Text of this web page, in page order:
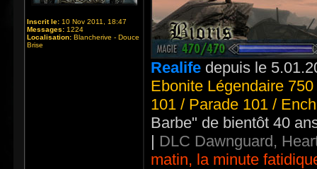
Inscrit le: 10 Nov 2011, 18:47
Messages: 1224
Localisation: Blancherive - Douce
Brise
Realife depuis le
Ebonite Légendaire
101 / Parade 101 /
Barbe" de bientôt 40
| DLC Dawnguard,
matin, la minute